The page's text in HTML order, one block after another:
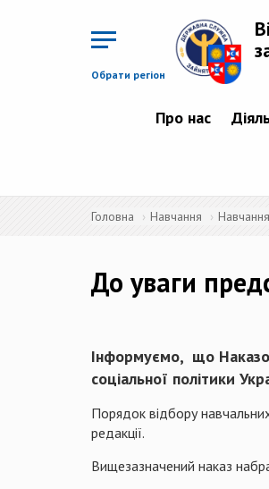
Обрати регіон
Про нас
Головна Навчання
До уваги
Інформуємо, що
соціальної політики
Порядок відбору
редакції.
Вищезазначений наказ